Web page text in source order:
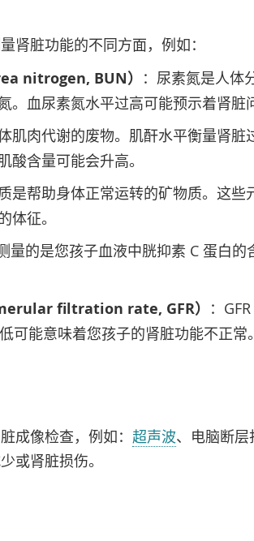
肾脏功能的不同方面，例如：
nitrogen, BUN） ：尿素氮是人体
。血尿素氮水平过高可能预示着肾脏
肌肉代谢的废物。肌酐水平衡量肾
酸含量可能会升高。
是帮助身体正常运转的矿物质。这
体征。
量的是您孩子血液中胱抑素 C 蛋白
filtration rate, GFR） ：
可能意味着您孩子的肾脏功能不正常
成像检查，例如： 超声波、电脑断层
或肾脏损伤。